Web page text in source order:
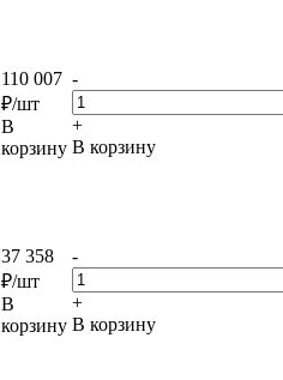
110 007
₽/шт
В
корзину
-
+
В корзину
37 358
₽/шт
В
корзину
-
+
В корзину